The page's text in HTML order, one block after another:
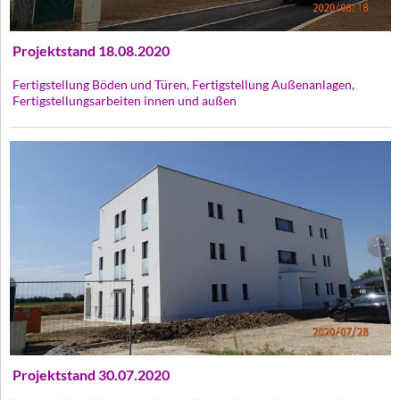
Projektstand 18.08.2020
Fertigstellung Böden und Türen, Fertigstellung Außenanlagen,
Fertigstellungsarbeiten innen und außen
Projektstand 30.07.2020